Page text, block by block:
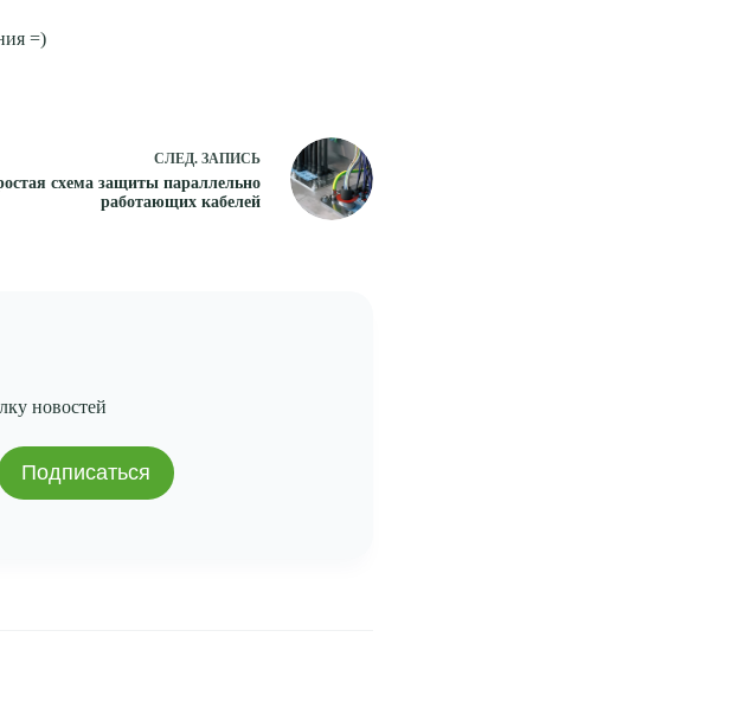
=)
СЛЕД. ЗАПИСЬ
схема защиты параллельно
работающих кабелей
новостей
Подписаться